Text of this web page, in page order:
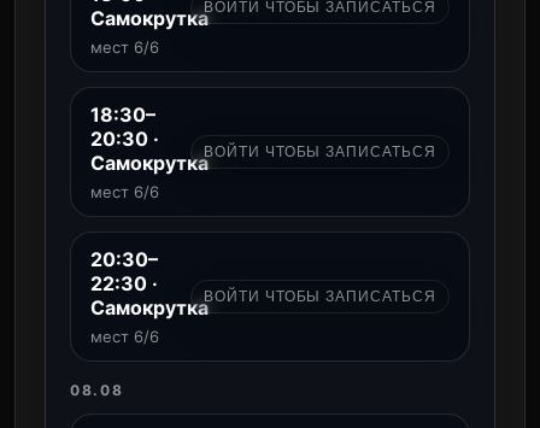
Самокрутка
мест 6/6
ВОЙТИ ЧТОБЫ ЗАПИСАТЬСЯ
18:30–
20:30 ·
Самокрутка
мест 6/6
ВОЙТИ ЧТОБЫ ЗАПИСАТЬСЯ
20:30–
22:30 ·
Самокрутка
мест 6/6
ВОЙТИ ЧТОБЫ ЗАПИСАТЬСЯ
08.08